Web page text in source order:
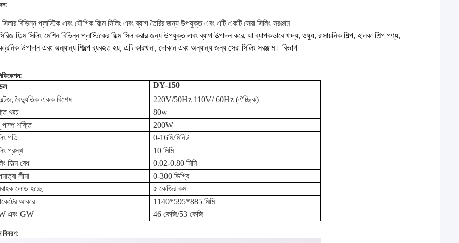
সিলার বিভিন্ন প্লাস্টিক এবং যৌগিক ফিল্ম সিলিং এবং ব্যাগ তৈরির জন্য উপযুক্ত এবং এটি একটি সেরা সিলিং সরঞ্জাম
ফিল্ম সিলিং মেশিন বিভিন্ন প্লাস্টিকের ফিল্ম সিল করার জন্য উপযুক্ত এবং ব্যাগ উত্পাদন করে, যা ব্যাপকভাবে খাদ্য, ওষুধ, রাসায়নিক শিল্প, হালকা শিল্প পণ্য,
উপাদান এবং অন্যান্য শিল্পে ব্যবহৃত হয়, এটি কারখানা, দোকান এবং অন্যান্য জন্য সেরা সিলিং সরঞ্জাম। বিভাগ
DY-150
বৈদ্যুতিক একক বিশেষ
220V/50Hz 110V/ 60Hz (ঐচ্ছিক)
খরচ
80w
পাম্প শক্তি
200W
গতি
0-16মি/মিনিট
প্রস্থ
10 মিমি
ফিল্ম বেধ
0.02-0.80 মিমি
সীমা
0-300 ডিগ্রি
লোড হচ্ছে
৫ কেজির কম
আকার
1140*595*885 মিমি
এবং GW
46 কেজি/53 কেজি
বিবরণ: